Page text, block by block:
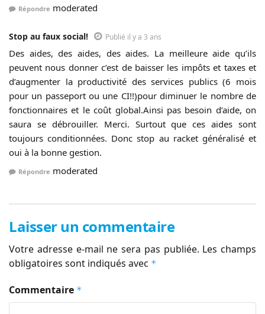
Répondre moderated
Stop au faux social! Publié il y a 3 ans
Des aides, des aides, des aides. La meilleure aide qu’ils
peuvent nous donner c’est de baisser les impôts et taxes et
d’augmenter la productivité des services publics (6 mois
pour un passeport ou une CI!!)pour diminuer le nombre de
fonctionnaires et le coût global.Ainsi pas besoin d’aide, on
saura se débrouiller. Merci. Surtout que ces aides sont
toujours conditionnées. Donc stop au racket généralisé et
oui à la bonne gestion.
Répondre moderated
Laisser un commentaire
Votre adresse e-mail ne sera pas publiée. Les champs
obligatoires sont indiqués avec *
Commentaire *